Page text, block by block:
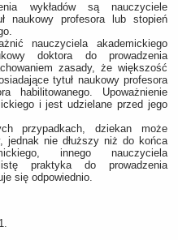
wykładów są nauczyciele
naukowy profesora lub stopień
nauczyciela akademickiego
doktora do prowadzenia
zasady, że większość
tytuł naukowy profesora
habilitowanego. Upoważnienie
i jest udzielane przed jego
przypadkach, dziekan może
jednak nie dłuższy niż do końca
innego nauczyciela
praktyka do prowadzenia
się odpowiednio.